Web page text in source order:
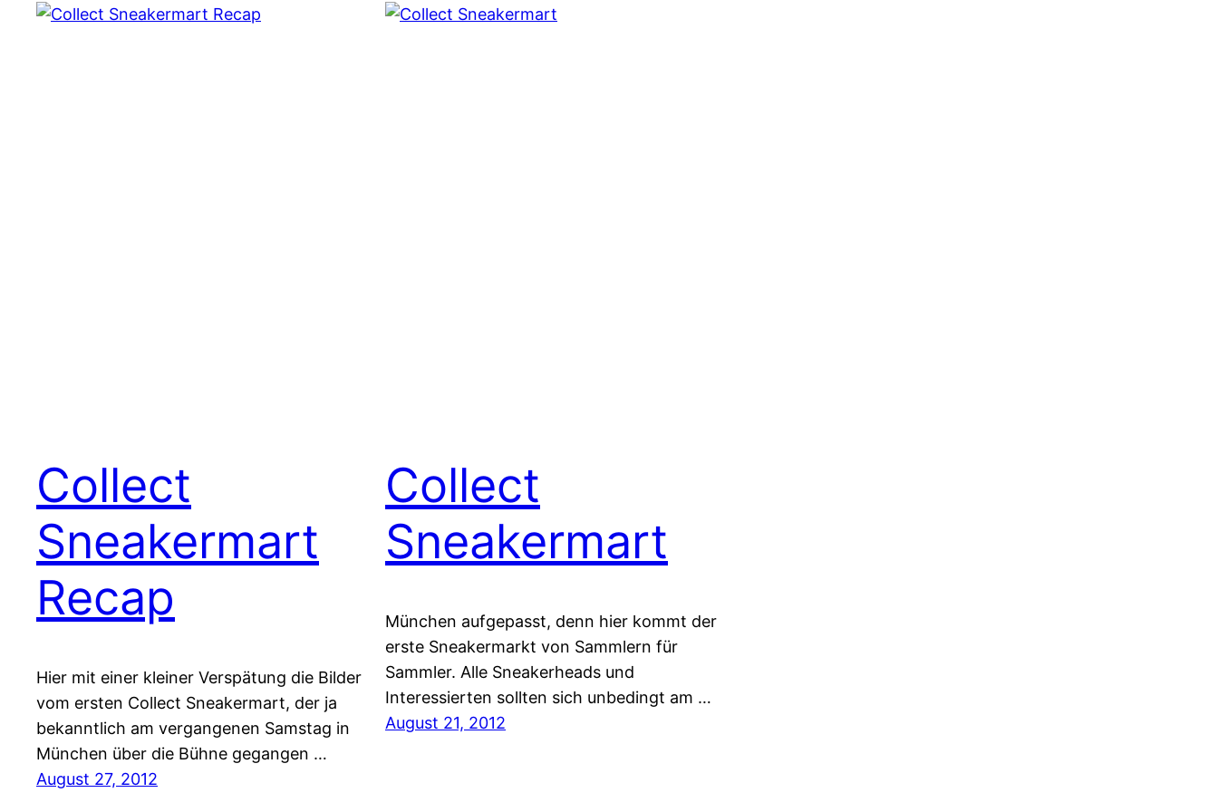
Collect
Sneakermart
Recap
Hier mit einer kleiner Verspätung die Bilder
vom ersten Collect Sneakermart, der ja
bekanntlich am vergangenen Samstag in
München über die Bühne gegangen …
August 27, 2012
Collect
Sneakermart
München aufgepasst, denn hier kommt der
erste Sneakermarkt von Sammlern für
Sammler. Alle Sneakerheads und
Interessierten sollten sich unbedingt am …
August 21, 2012